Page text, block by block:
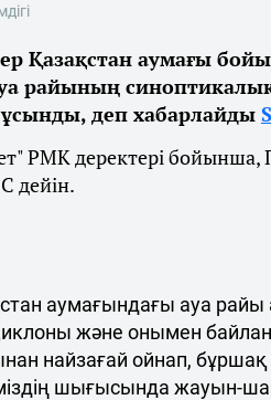
Қазақстан аумағы
райының
деп хабарлайды
РМК деректері бойынша,
дейін.
аумағындағы ауа райы
және онымен
найзағай ойнап,
шығысында жауын-